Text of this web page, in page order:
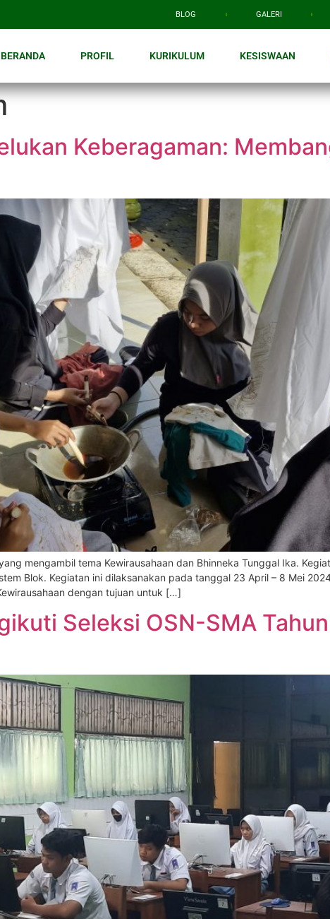
BLOG GALERI
BERANDA PROFIL KURIKULUM KESISWAAN
Keberagaman:
mengambil tema Kewirausahaan dan Bhinneka Tunggal Ika.
Blok. Kegiatan ini dilaksanakan pada tanggal 23 April – 8 Mei
dengan tujuan untuk […]
Seleksi OSN-SMA